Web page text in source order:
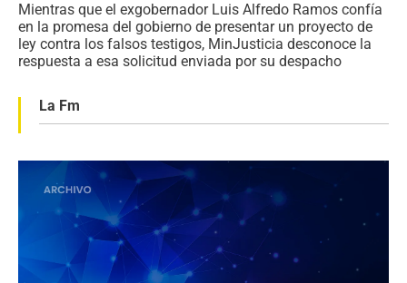
Mientras que el exgobernador Luis Alfredo Ramos confía
en la promesa del gobierno de presentar un proyecto de
ley contra los falsos testigos, MinJusticia desconoce la
respuesta a esa solicitud enviada por su despacho
La Fm